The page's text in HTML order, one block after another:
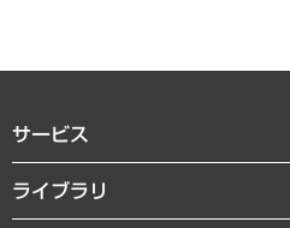
サービス
経営戦略
組織・人事戦略
ライブラリ